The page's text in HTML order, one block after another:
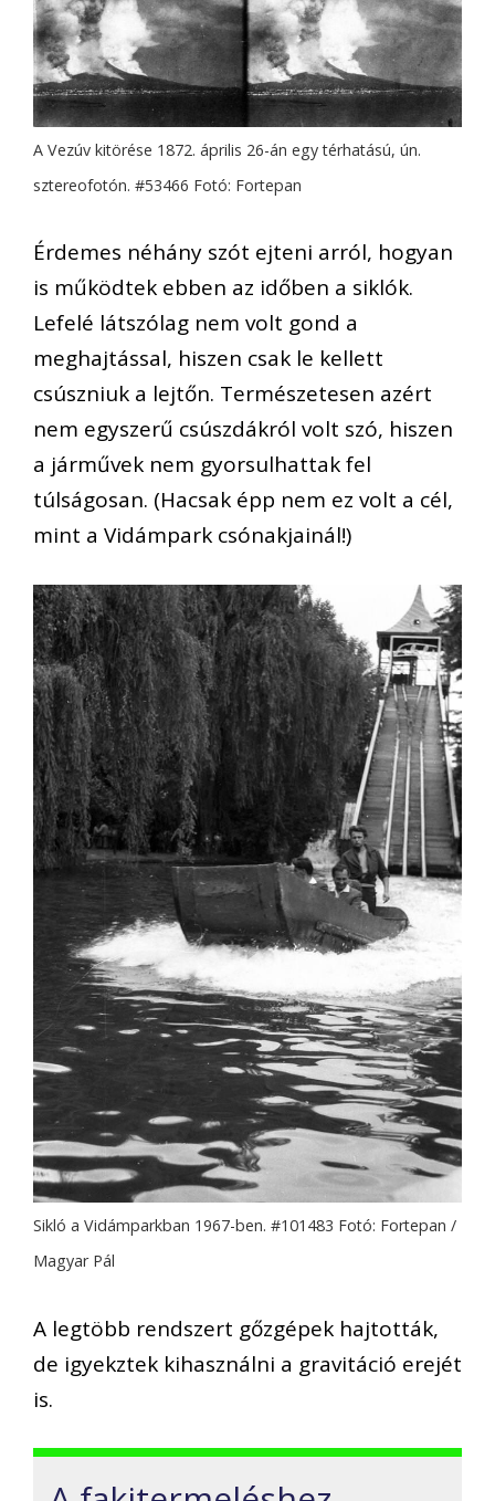
A Vezúv kitörése 1872. április 26-án egy térhatású, ún.
sztereofotón. #53466 Fotó: Fortepan
Érdemes néhány szót ejteni arról, hogyan
is működtek ebben az időben a siklók.
Lefelé látszólag nem volt gond a
meghajtással, hiszen csak le kellett
csúszniuk a lejtőn. Természetesen azért
nem egyszerű csúszdákról volt szó, hiszen
a járművek nem gyorsulhattak fel
túlságosan. (Hacsak épp nem ez volt a cél,
mint a Vidámpark csónakjainál!)
Sikló a Vidámparkban 1967-ben. #101483 Fotó: Fortepan /
Magyar Pál
A legtöbb rendszert gőzgépek hajtották,
de igyekztek kihasználni a gravitáció erejét
is.